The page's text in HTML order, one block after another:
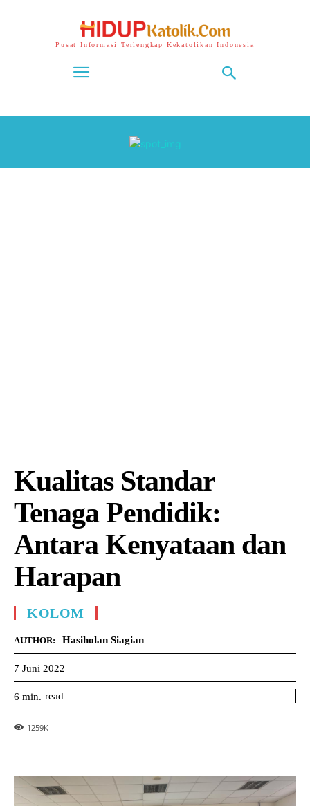
Pusat Informasi Terlengkap Kekatolikan Indonesia
Kualitas Standar
Tenaga Pendidik:
Antara Kenyataan dan
Harapan
KOLOM
AUTHOR: Hasiholan Siagian
7 Juni 2022
6 min. read
1259K